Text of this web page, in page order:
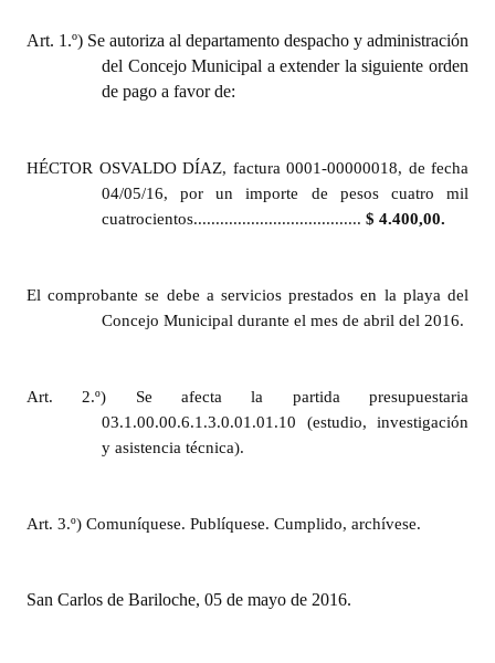
Art. 1.º) Se autoriza al departamento despacho y administración
del Concejo Municipal a extender la siguiente orden
de pago a favor de:
HÉCTOR OSVALDO DÍAZ, factura 0001-00000018, de fecha
04/05/16, por un importe de pesos cuatro mil
cuatrocientos......................................$ 4.400,00.
El comprobante se debe a servicios prestados en la playa del
Concejo Municipal durante el mes de abril del 2016.
Art. 2.º) Se afecta la partida presupuestaria
03.1.00.00.6.1.3.0.01.01.10 (estudio, investigación
y asistencia técnica).
Art. 3.º) Comuníquese. Publíquese. Cumplido, archívese.
San Carlos de Bariloche, 05 de mayo de 2016.